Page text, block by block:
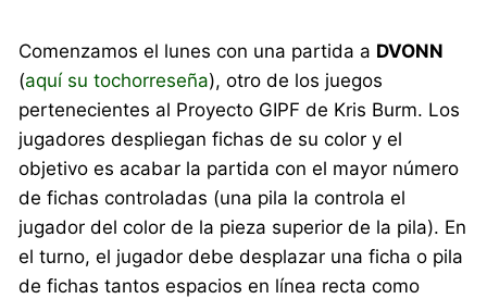
Comenzamos el lunes con una partida a DVONN
(aquí su tochorreseña), otro de los juegos
pertenecientes al Proyecto GIPF de Kris Burm. Los
jugadores despliegan fichas de su color y el
objetivo es acabar la partida con el mayor número
de fichas controladas (una pila la controla el
jugador del color de la pieza superior de la pila). En
el turno, el jugador debe desplazar una ficha o pila
de fichas tantos espacios en línea recta como